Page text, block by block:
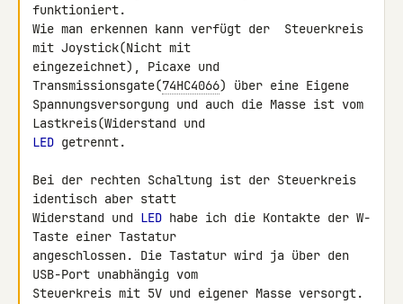
funktioniert.
Wie man erkennen kann verfügt der  Steuerkreis
mit Joystick(Nicht mit
eingezeichnet), Picaxe und
Transmissionsgate(74HC4066) über eine Eigene
Spannungsversorgung und auch die Masse ist vom
LED getrennt.
Bei der rechten Schaltung ist der Steuerkreis
identisch aber statt
Widerstand und LED habe ich die Kontakte der W-
Taste einer Tastatur
angeschlossen. Die Tastatur wird ja über den
USB-Port unabhängig vom
Steuerkreis mit 5V und eigener Masse versorgt.